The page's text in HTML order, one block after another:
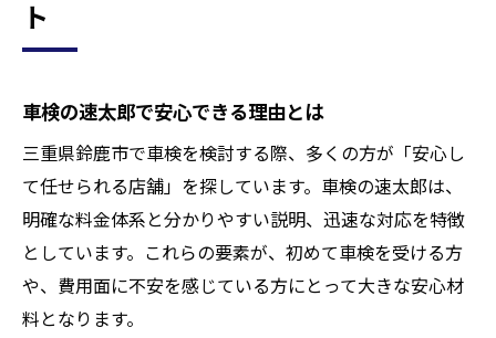
ト
車検の速太郎で安心できる理由とは
三重県鈴鹿市で車検を検討する際、多くの方が「安心し
て任せられる店舗」を探しています。車検の速太郎は、
明確な料金体系と分かりやすい説明、迅速な対応を特徴
としています。これらの要素が、初めて車検を受ける方
や、費用面に不安を感じている方にとって大きな安心材
料となります。